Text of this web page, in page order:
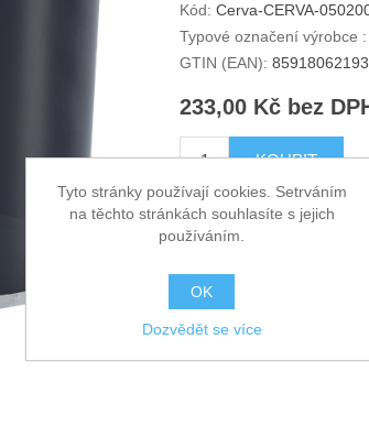
Kód: Cerva-CERVA-
Typové označení výrobce :
GTIN (EAN):
233,00 Kč bez
KOUPIT
Přidat k oblíbeným
Tyto stránky používají cookies. Setrváním
na těchto stránkách souhlasíte s jejich
používáním.
OK
Dozvědět se více